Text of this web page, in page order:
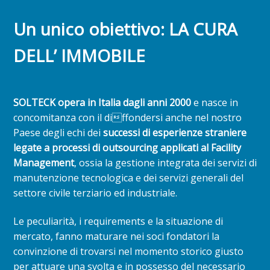
Un unico obiettivo: LA CURA
DELL’ IMMOBILE
SOLTECK opera in Italia dagli anni 2000e nasce in
concomitanza con il diffondersi anche nel nostro
Paese degli echi dei successi di esperienze straniere
legate a processi di outsourcing applicati al Facility
Management, ossia la gestione integrata dei servizi di
manutenzione tecnologica e dei servizi generali del
settore civile terziario ed industriale.
Le peculiarità, i requirements e la situazione di
mercato, fanno maturare nei soci fondatori la
convinzione di trovarsi nel momento storico giusto
per attuare una svolta e in possesso del necessario